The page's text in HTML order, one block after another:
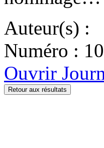
Auteur(s) :
Numéro :
Ouvrir
Retour aux résultats